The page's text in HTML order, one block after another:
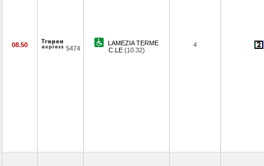
08.50 5474
LAMEZIA TERME
C.LE (10.32)
4